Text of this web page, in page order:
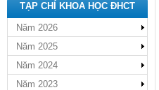
TẠP CHÍ KHOA HỌC ĐHCT
Năm 2026
Năm 2025
Năm 2024
Năm 2023